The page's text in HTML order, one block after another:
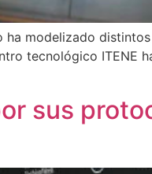
ha modelizado
tecnológico ITENE
sus